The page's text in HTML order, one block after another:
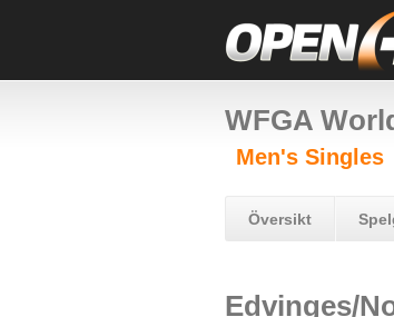
WFGA
Men's Singles
Översikt
Edvinges/